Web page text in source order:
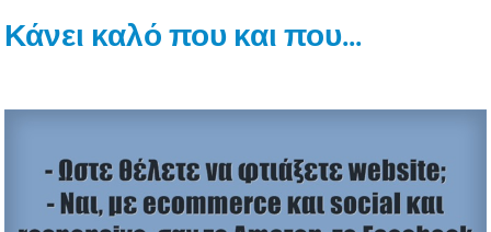
Κάνει καλό που και που...